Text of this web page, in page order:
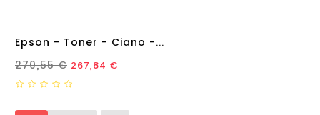
Epson - Toner - Ciano -...
Prezzo Standard
270,55 € Prezzo
267,84 €